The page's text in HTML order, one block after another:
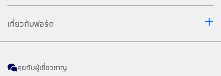
เกี่ยวกับฟอร์ด
คุยกับผู้เชี่ยวชาญ